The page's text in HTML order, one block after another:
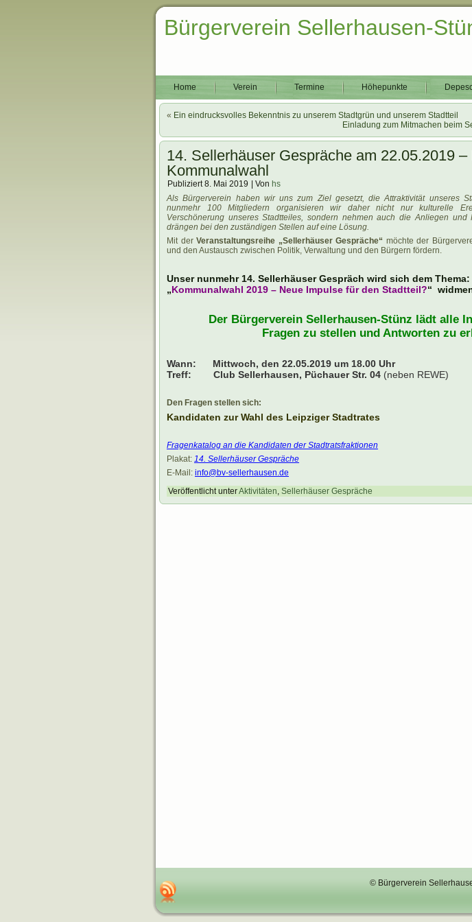
Bürgerverein Sellerhausen-
Home Verein Termine Höhepunkte
« Ein eindrucksvolles Bekenntnis zu unserem Stadtgrün und unserem Stadtteil
Einladung zum Mitmachen beim
14. Sellerhäuser Gespräche am 22.05.2019 –
Kommunalwahl
Publiziert 8. Mai 2019 Von hs
Als Bürgerverein haben wir uns zum Ziel gesetzt, die Attraktivität unseres
nunmehr 100 Mitgliedern organisieren wir daher nicht nur kulturelle
Verschönerung unseres Stadtteiles, sondern nehmen auch die Anliegen
drängen bei den zuständigen Stellen auf eine Lösung.
Mit der Veranstaltungsreihe „Sellerhäuser Gespräche“ möchte der
und den Austausch zwischen Politik, Verwaltung und den Bürgern fördern.
Unser nunmehr 14. Sellerhäuser Gespräch wird sich dem Thema:
„Kommunalwahl 2019 – Neue Impulse für den Stadtteil?“
Der Bürgerverein Sellerhausen-Stünz lädt alle
Fragen zu stellen und Antworten zu
Wann: Mittwoch, den 22.05.2019 um 18.00 Uhr
Treff: Club Sellerhausen, Püchauer Str. 04 (neben REWE)
Den Fragen stellen sich:
Kandidaten zur Wahl des Leipziger Stadtrates
Fragenkatalog an die Kandidaten der Stadtratsfraktionen
Plakat: 14. Sellerhäuser Gespräche
E-Mail: info@bv-sellerhausen.de
Veröffentlicht unterAktivitäten, Sellerhäuser Gespräche
© Bürgerverein